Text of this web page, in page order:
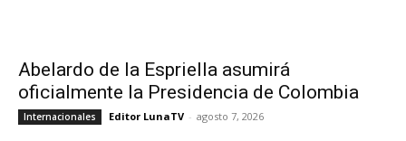
Abelardo de la Espriella asumirá
oficialmente la Presidencia de Colombia
Internacionales Editor LunaTV - agosto 7, 2026